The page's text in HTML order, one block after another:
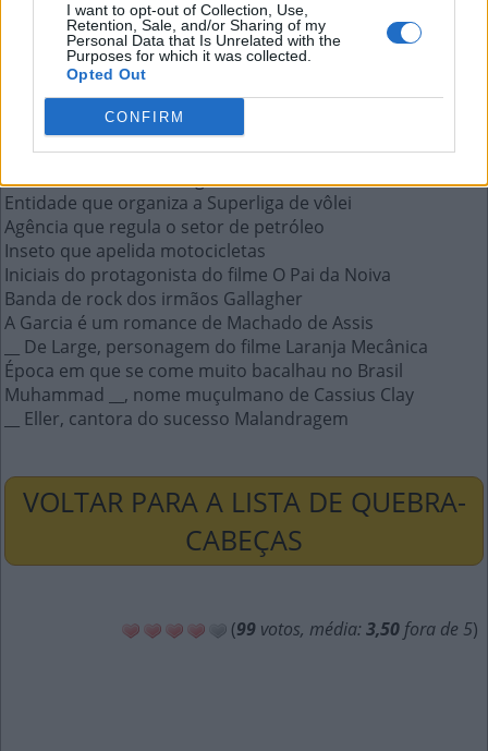
I want to opt-out of Collection, Use,
Retention, Sale, and/or Sharing of my
Personal Data that Is Unrelated with the
Purposes for which it was collected.
Opted Out
CONFIRM
Mais respostas deste quebra-cabeça:
Le Lis __, marca de moda brasileira
Mar em inglês
Número 90 em algarismo romano
Nem todo herói usa __, diz o meme
Tirinha de Adão Iturrusgarai com nome feminino
Entidade que organiza a Superliga de vôlei
Agência que regula o setor de petróleo
Inseto que apelida motocicletas
Iniciais do protagonista do filme O Pai da Noiva
Banda de rock dos irmãos Gallagher
A Garcia é um romance de Machado de Assis
__ De Large, personagem do filme Laranja Mecânica
Época em que se come muito bacalhau no Brasil
Muhammad __, nome muçulmano de Cassius Clay
__ Eller, cantora do sucesso Malandragem
VOLTAR PARA A LISTA DE QUEBRA-
CABEÇAS
(99 votos, média: 3,50 fora de 5)